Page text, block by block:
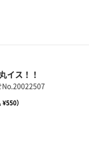
イス！！
No.20022507
¥550）